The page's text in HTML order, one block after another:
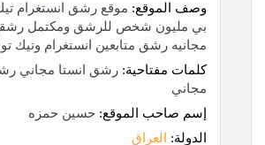
وصف الموقع: موقع رشق انستغرام
بي مليون شخص للرشق ومكتمل
مجانيه رشق متابعين انستغرام وتيك
كلمات مفتاحية: رشق انستا مجاني
مجاني
إسم صاحب الموقع: حسين حمزه
الدولة:
العراق